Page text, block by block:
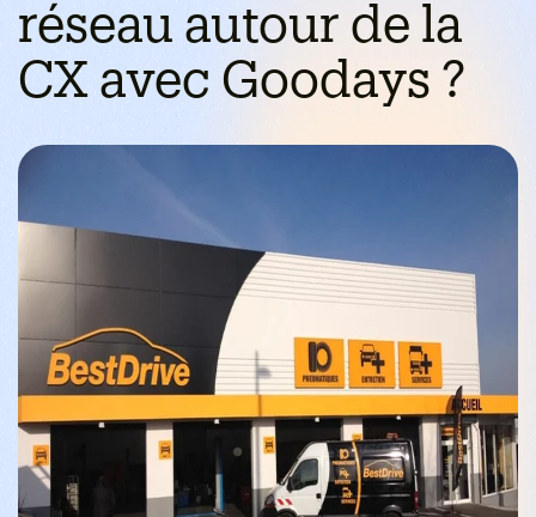
réseau autour de la
CX avec Goodays ?